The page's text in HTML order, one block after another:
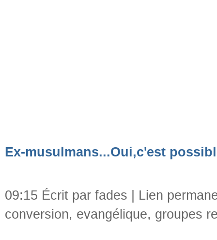
Ex-musulmans...Oui,c'est
09:15 Écrit par fades | Lien
conversion, evangélique, groupes